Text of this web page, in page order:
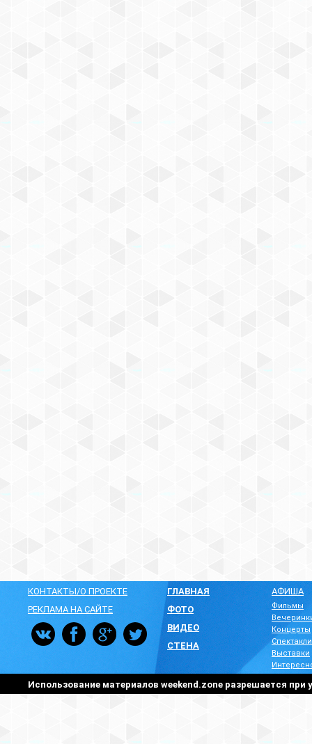
КОНТАКТЫ/О ПРОЕКТЕ
РЕКЛАМА НА САЙТЕ
ГЛАВНАЯ
ФОТО
ВИДЕО
СТЕНА
АФИША
Фильмы
Концерты
Спектакли
Выставки
Использование материалов weekend.zone разрешается